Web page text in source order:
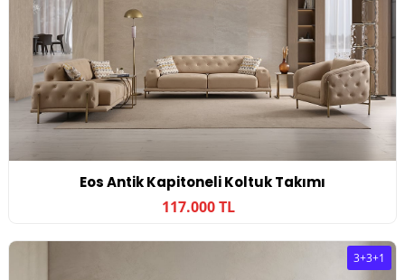
Eos Antik Kapitoneli Koltuk Takımı
117.000 TL
3+3+1